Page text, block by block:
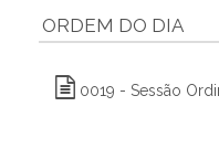
ORDEM DO DIA
0019 - Sessão